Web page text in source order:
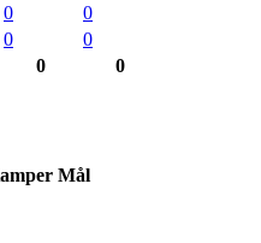
0
0
0
0
0 0
Mål